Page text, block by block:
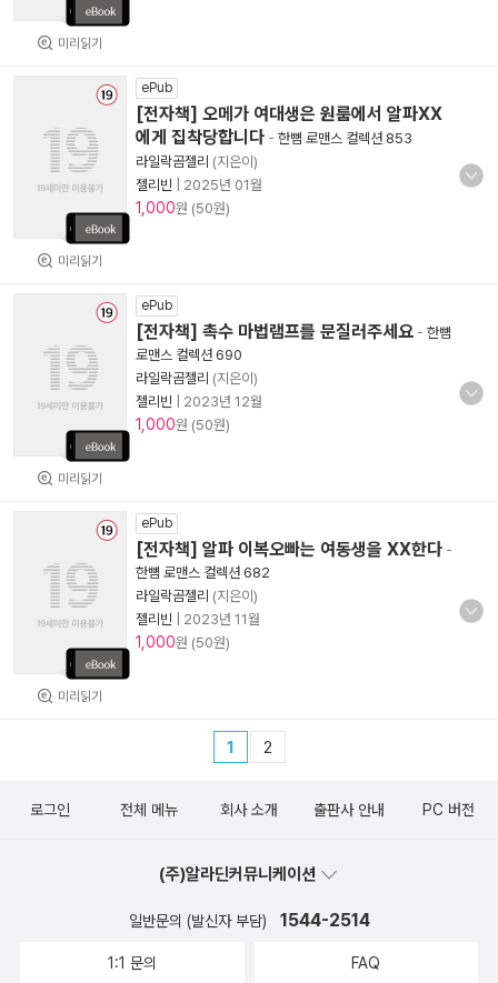
미리읽기
미리읽기
ePub
[전자책] 오메가 여대생은 원룸에서 알파XX
에게 집착당합니다 - 한뼘 로맨스 컬렉션 853
라일락곰젤리 (지은이)
젤리빈
2025년 01월
1,000원 (50원)
미리읽기
ePub
[전자책] 촉수 마법램프를 문질러주세요 - 한뼘
로맨스 컬렉션 690
라일락곰젤리 (지은이)
젤리빈
2023년 12월
1,000원 (50원)
미리읽기
ePub
[전자책] 알파 이복오빠는 여동생을 XX한다 -
한뼘 로맨스 컬렉션 682
라일락곰젤리 (지은이)
젤리빈
2023년 11월
1,000원 (50원)
1 2
로그인 전체 메뉴 회사 소개 출판사 안내 PC 버전
(주)알라딘커뮤니케이션
일반문의 (발신자 부담) 1544-2514
1:1 문의 FAQ